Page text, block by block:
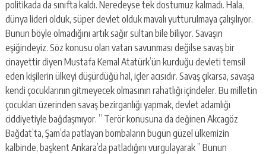
politikada da sınıfta kaldı. Neredeyse tek dostumuz kalmadı. Hala,
dünya lideri olduk, süper devlet olduk mavalı yutturulmaya çalışılıyor.
Bunun böyle olmadığını artık sağır sultan bile biliyor. Savaşın
eşiğindeyiz. Söz konusu olan vatan savunması değilse savaş bir
cinayettir diyen Mustafa Kemal Atatürk’ün kurduğu devleti temsil
eden kişilerin ülkeyi düşürdüğü hal, içler acısıdır. Savaş çıkarsa, savaşa
kendi çocuklarının gitmeyecek olmasının rahatlığı içindeler. Bu milletin
çocukları üzerinden savaş bezirganlığı yapmak, devlet adamlığı
ciddiyetiyle bağdaşmıyor. ” Terör konusuna da değinen Akcagöz
Bağdat’ta, Şam’da patlayan bombaların bugün güzel ülkemizin
kalbinde, başkent Ankara’da patladığını vurgulayarak ” Bunun